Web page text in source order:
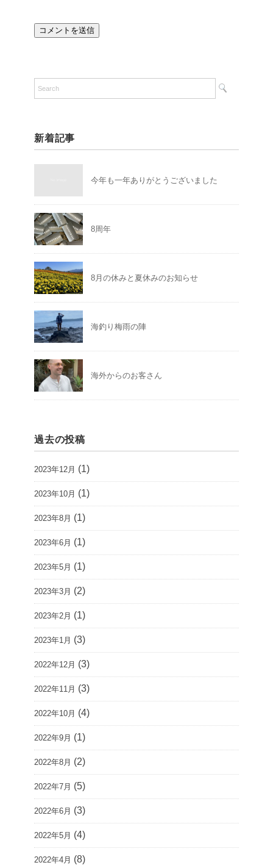
新着記事
今年も一年ありがとうございました
8周年
8月の休みと夏休みのお知らせ
海釣り梅雨の陣
海外からのお客さん
過去の投稿
2023年12月 (1)
2023年10月 (1)
2023年8月 (1)
2023年6月 (1)
2023年5月 (1)
2023年3月 (2)
2023年2月 (1)
2023年1月 (3)
2022年12月 (3)
2022年11月 (3)
2022年10月 (4)
2022年9月 (1)
2022年8月 (2)
2022年7月 (5)
2022年6月 (3)
2022年5月 (4)
2022年4月 (8)